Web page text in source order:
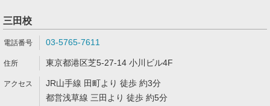
三田校
03-5765-7611
東京都港区芝5-27-14 小川ビル4F
JR山手線 田町より 徒歩 約3分
都営浅草線 三田より 徒歩 約5分